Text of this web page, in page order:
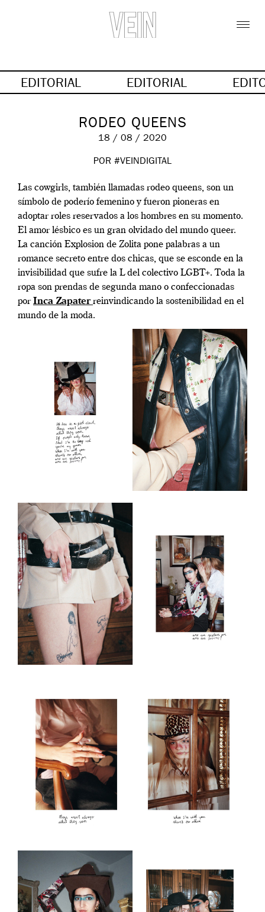
EDITORIAL EDITORIAL
RODEO QUEENS
18 / 08 / 2020
POR #VEINDIGITAL
Las cowgirls, también llamadas rodeo queens, son un
símbolo de poderío femenino y fueron pioneras en
adoptar roles reservados a los hombres en su momento.
El amor lésbico es un gran olvidado del mundo queer.
La canción Explosion de Zolita pone palabras a un
romance secreto entre dos chicas, que se esconde en la
invisibilidad que sufre la L del colectivo LGBT+. Toda la
ropa son prendas de segunda mano o confeccionadas
porInca Zapater reinvindicando la sostenibilidad en el
mundo de la moda.